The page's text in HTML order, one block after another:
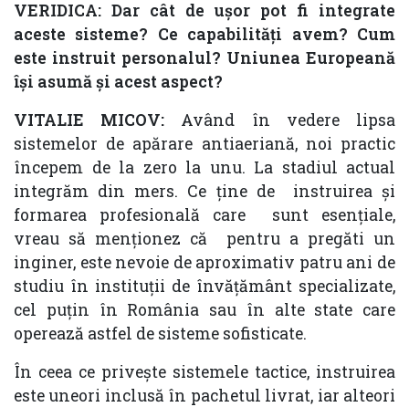
VERIDICA: Dar cât de ușor pot fi integrate
aceste sisteme? Ce capabilități avem? Cum
este instruit personalul? Uniunea Europeană
își asumă și acest aspect?
VITALIE MICOV: Având în vedere lipsa
sistemelor de apărare antiaeriană, noi practic
începem de la zero la unu. La stadiul actual
integrăm din mers. Ce ține de instruirea și
formarea profesională care sunt esențiale,
vreau să menționez că pentru a pregăti un
inginer, este nevoie de aproximativ patru ani de
studiu în instituții de învățământ specializate,
cel puțin în România sau în alte state care
operează astfel de sisteme sofisticate.
În ceea ce privește sistemele tactice, instruirea
este uneori inclusă în pachetul livrat, iar alteori